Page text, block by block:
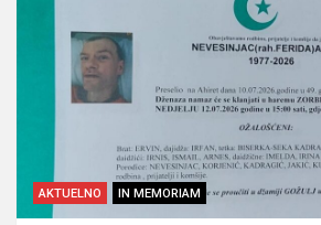
AKTUELNO IN MEMORIAM